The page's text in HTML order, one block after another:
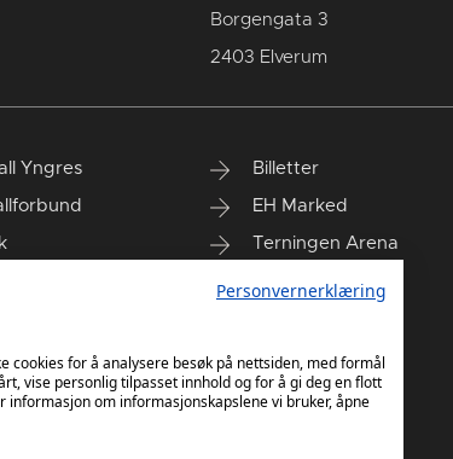
Borgengata 3
2403 Elverum
Yngres Billetter
EH Marked
Terningen Arena
Finn vårt kontor
Personvernerklæring
cookies for å analysere besøk på nettsiden, med formål
vise personlig tilpasset innhold og for å gi deg en flott
informasjon om informasjonskapslene vi bruker, åpne